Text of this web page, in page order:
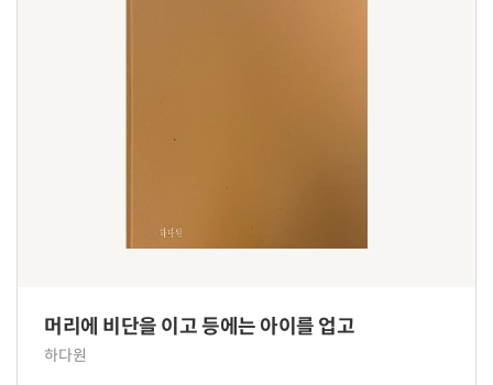
머리에 비단을 이고 등에는 아이를 업고
하다원